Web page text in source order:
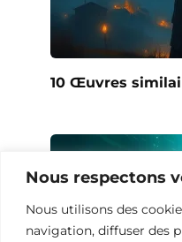
Nous respectons
Nous utilisons des
navigation, diffuser des
10 Œuvres